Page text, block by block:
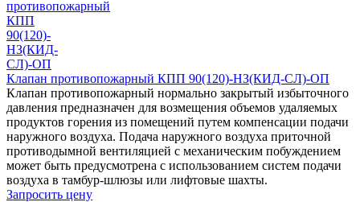
Клапан противопожарный КПП 90(120)-НЗ(КИД-СЛ)-ОП
Клапан противопожарный нормально закрытый избыточного
давления предназначен для возмещения объемов удаляемых
продуктов горения из помещений путем компенсации подачи
наружного воздуха. Подача наружного воздуха приточной
противодымной вентиляцией с механическим побуждением
может быть предусмотрена с использованием систем подачи
воздуха в тамбур-шлюзы или лифтовые шахты.
Запросить цену